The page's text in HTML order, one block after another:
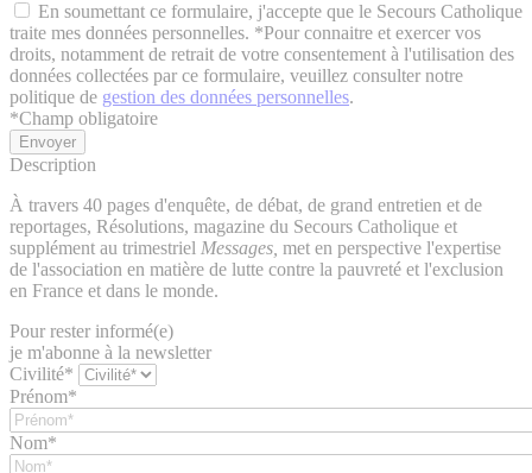
En soumettant ce formulaire, j'accepte que le Secours Catholique
traite mes données personnelles. *Pour connaitre et exercer vos
droits, notamment de retrait de votre consentement à l'utilisation des
données collectées par ce formulaire, veuillez consulter notre
politique de gestion des données personnelles.
*Champ obligatoire
Description
À travers 40 pages d'enquête, de débat, de grand entretien et de
reportages, Résolutions, magazine du Secours Catholique et
supplément au trimestriel Messages, met en perspective l'expertise
de l'association en matière de lutte contre la pauvreté et l'exclusion
en France et dans le monde.
Pour rester informé(e)
je m'abonne à la newsletter
Civilité*
Prénom*
Nom*